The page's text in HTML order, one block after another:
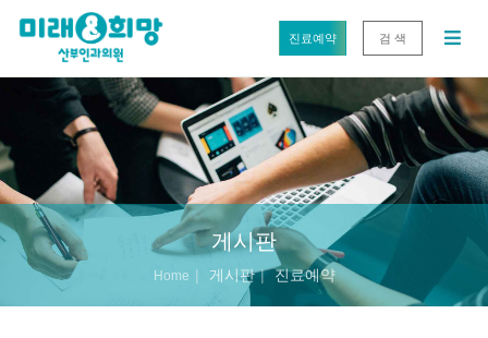
진료예약 검 색
게시판
Home 게시판 진료예약